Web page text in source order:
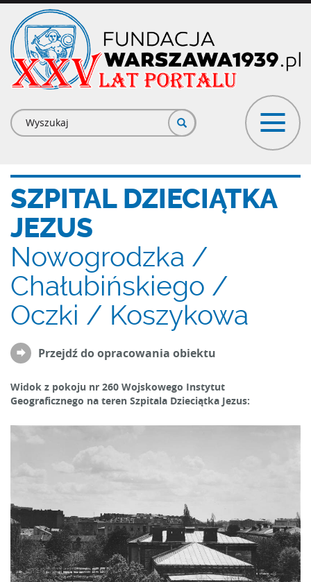
Przejdź
treści
Formularz
wyszukiwania
SZPITAL DZIECIĄTKA
JEZUS
Nowogrodzka /
Chałubińskiego /
Oczki / Koszykowa
Przejdź do opracowania obiektu
Widok z pokoju nr 260 Wojskowego Instytut
Geograficznego na teren Szpitala Dzieciątka Jezus: